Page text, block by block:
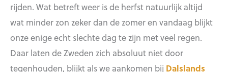
rijden. Wat betreft weer is de herfst natuurlijk altijd
wat minder zon zeker dan de zomer en vandaag blijkt
onze enige echt slechte dag te zijn met veel regen.
Daar laten de Zweden zich absoluut niet door
tegenhouden, blijkt als we aankomen bij Dalslands